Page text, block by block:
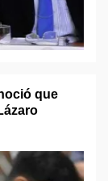
que